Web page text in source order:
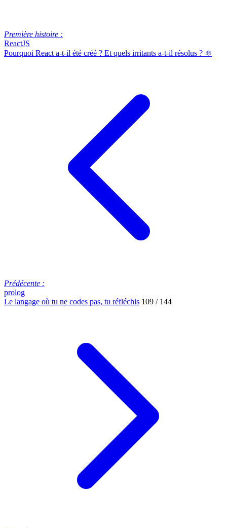
Première histoire :
ReactJS
Pourquoi React a-t-il été créé ? Et quels irritants a-t-il résolus ? ⚛️
Prédécente :
prolog
Le langage où tu ne codes pas, tu réfléchis 109 / 144